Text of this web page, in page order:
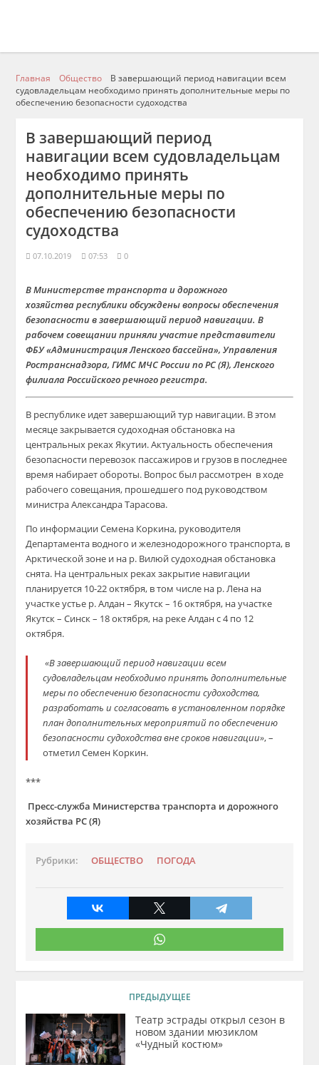
Главная Общество
В завершающий период навигации всем
судовладельцам необходимо принять дополнительные меры по
обеспечению безопасности судоходства
В завершающий период
навигации всем судовладельцам
необходимо принять
дополнительные меры по
обеспечению безопасности
судоходства
07.10.2019 07:53 0
В Министерстве транспорта и дорожного
хозяйства республики обсуждены вопросы обеспечения
безопасности в завершающий период навигации. В
рабочем совещании приняли участие представители
ФБУ «Администрация Ленского бассейна», Управления
Ространснадзора, ГИМС МЧС России по РС (Я), Ленского
филиала Российского речного регистра.
В республике идет завершающий тур навигации. В этом
месяце закрывается судоходная обстановка на
центральных реках Якутии. Актуальность обеспечения
безопасности перевозок пассажиров и грузов в последнее
время набирает обороты. Вопрос был рассмотрен в ходе
рабочего совещания, прошедшего под руководством
министра Александра Тарасова.
По информации Семена Коркина, руководителя
Департамента водного и железнодорожного транспорта, в
Арктической зоне и на р. Вилюй судоходная обстановка
снята. На центральных реках закрытие навигации
планируется 10-22 октября, в том числе на р. Лена на
участке устье р. Алдан – Якутск – 16 октября, на участке
Якутск – Синск – 18 октября, на реке Алдан с 4 по 12
октября.
«В завершающий период навигации всем
судовладельцам необходимо принять дополнительные
меры по обеспечению безопасности судоходства,
разработать и согласовать в установленном порядке
план дополнительных мероприятий по обеспечению
безопасности судоходства вне сроков навигации», –
отметил Семен Коркин.
***
Пресс-служба Министерства транспорта и дорожного
хозяйства РС (Я)
Рубрики: ОБЩЕСТВО ПОГОДА
ПРЕДЫДУЩЕЕ
Театр эстрады открыл сезон в
новом здании мюзиклом
«Чудный костюм»